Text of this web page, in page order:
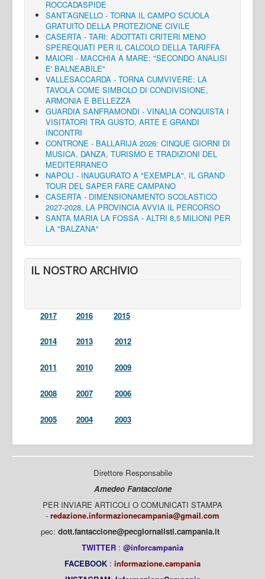
ROCCADASPIDE
SANT’AGNELLO - TORNA IL CAMPO SCUOLA
GRATUITO DELLA PROTEZIONE CIVILE
CASERTA - TARI: ADOTTATI CRITERI MENO
SPEREQUATI PER IL CALCOLO DELLA TARIFFA
MAIORI - MACCHIA A MARE: "SECONDO ANALISI
E' BALNEABILE"
VALLESACCARDA - TORNA CUMVIVERE: LA
TAVOLA COME SIMBOLO DI CONDIVISIONE,
ARMONIA E BELLEZZA
GUARDIA SANFRAMONDI - VINALIA CONQUISTA I
VISITATORI TRA GUSTO, ARTE E GRANDI
INCONTRI
CONTRONE - BALLARIJA 2026: CINQUE GIORNI DI
MUSICA, DANZA, TURISMO E TRADIZIONI DEL
MEDITERRANEO
NAPOLI - INAUGURATO A "EXEMPLA", IL GRAND
TOUR DEL SAPER FARE CAMPANO
CASERTA - DIMENSIONAMENTO SCOLASTICO
2027-2028, LA PROVINCIA AVVIA IL PERCORSO
SANTA MARIA LA FOSSA - ALTRI 8,5 MILIONI PER
LA "BALZANA"
IL NOSTRO ARCHIVIO
2017 2016 2015
2014 2013 2012
2011 2010 2009
2008 2007 2006
2005 2004 2003
Direttore Responsabile
Amedeo Fantaccione
PER INVIARE ARTICOLI O COMUNICATI STAMPA
- redazione.informazionecampania@gmail.com
pec: dott.fantaccione@pecgiornalisti.campania.it
TWITTER : @inforcampania
FACEBOOK : informazione.campania